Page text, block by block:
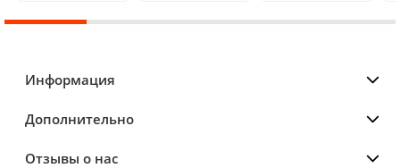
Информация
Дополнительно
Отзывы о нас